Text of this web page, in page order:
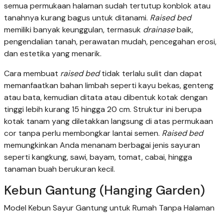
semua permukaan halaman sudah tertutup konblok atau
tanahnya kurang bagus untuk ditanami. Raised bed
memiliki banyak keunggulan, termasuk drainasebaik,
pengendalian tanah, perawatan mudah, pencegahan erosi,
dan estetika yang menarik.
Cara membuat raised bedtidak terlalu sulit dan dapat
memanfaatkan bahan limbah seperti kayu bekas, genteng
atau bata, kemudian ditata atau dibentuk kotak dengan
tinggi lebih kurang 15 hingga 20 cm. Struktur ini berupa
kotak tanam yang diletakkan langsung di atas permukaan
cor tanpa perlu membongkar lantai semen. Raised bed
memungkinkan Anda menanam berbagai jenis sayuran
seperti kangkung, sawi, bayam, tomat, cabai, hingga
tanaman buah berukuran kecil.
Kebun Gantung (Hanging Garden)
Model Kebun Sayur Gantung untuk Rumah Tanpa Halaman